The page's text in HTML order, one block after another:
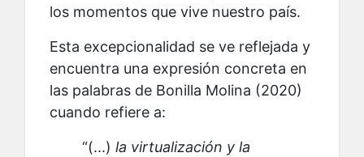
los momentos que vive nuestro país.
Esta excepcionalidad se ve reflejada y
encuentra una expresión concreta en
las palabras de Bonilla Molina (2020)
cuando refiere a:
“(...) la virtualización y la